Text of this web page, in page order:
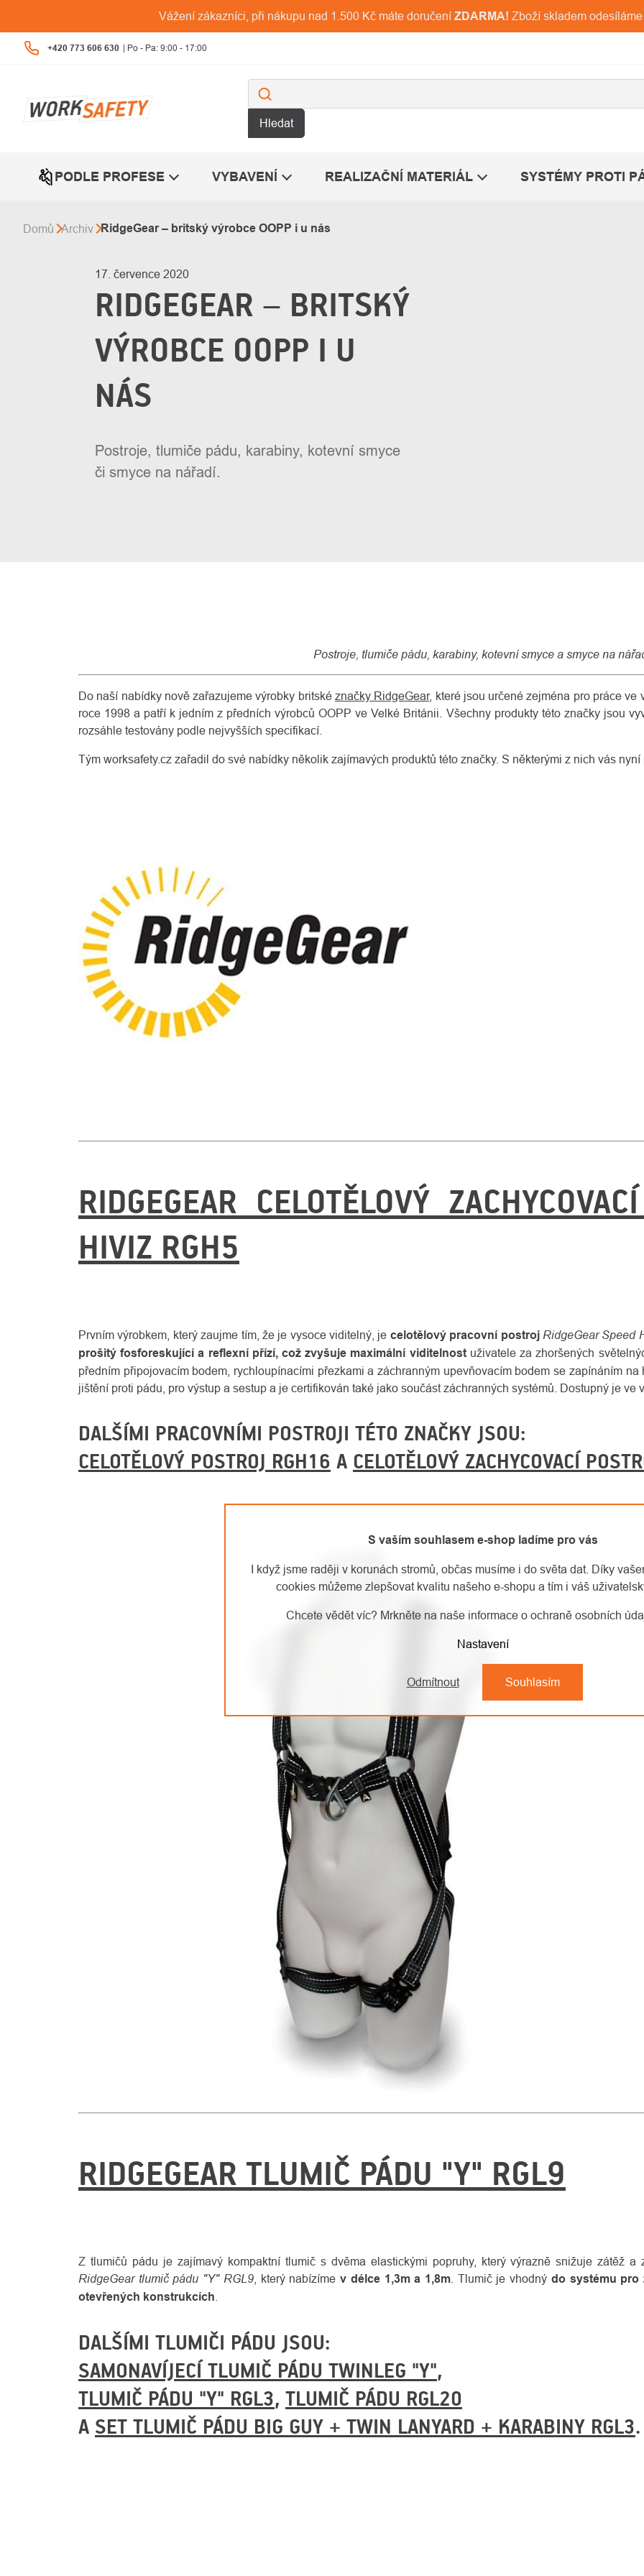
S vaším souhlasem e-shop ladíme pro vás
I když jsme raději v korunách stromů, občas musíme i do světa dat. Díky
cookies můžeme zlepšovat kvalitu našeho e-shopu a tím i váš
Chcete vědět víc? Mrkněte na naše informace o ochraně osobních
Nastavení
Odmítnout Souhlasím
obsah
Vážení zákazníci, při nákupu nad 1.500 Kč máte doručení ZDARMA! Zboží skladem
+420 773 606 630
Hledat
PODLE PROFESE VYBAVENÍ REALIZAČNÍ MATERIÁL SYSTÉMY PROTI
Domů Archiv RidgeGear – britský výrobce OOPP i u nás
17. července 2020
RIDGEGEAR – BRITSKÝ
VÝROBCE OOPP I U
NÁS
Postroje, tlumiče pádu, karabiny, kotevní smyce
či smyce na nářadí.
Postroje, tlumiče pádu, karabiny, kotevní smyce a smyce na
Do naší nabídky nově zařazujeme výrobky britské značky RidgeGear, které jsou určené zejména pro práce
roce 1998 a patří k jedním z předních výrobců OOPP ve Velké Británii. Všechny produkty této značky jsou
rozsáhle testovány podle nejvyšších specifikací.
Tým worksafety.cz zařadil do své nabídky několik zajímavých produktů této značky. S některými z nich vás nyní
RIDGEGEAR CELOTĚLOVÝ
HIVIZ RGH5
Prvním výrobkem, který zaujme tím, že je vysoce viditelný, je celotělový pracovní postroj RidgeGear Speed
prošitý fosforeskující a reflexní přízí, což zvyšuje maximální viditelnostuživatele za zhoršených
předním připojovacím bodem, rychloupínacími přezkami a záchranným upevňovacím bodem se zapínáním
jištění proti pádu, pro výstup a sestup a je certifikován také jako součást záchranných systémů. Dostupný je ve
DALŠÍMI PRACOVNÍMI POSTROJI TÉTO ZNAČKY JSOU:
CELOTĚLOVÝ POSTROJ RGH16 A CELOTĚLOVÝ ZACHYCOVACÍ
RIDGEGEAR TLUMIČ PÁDU "Y" RGL9
Z tlumičů pádu je zajímavý kompaktní tlumič s dvěma elastickými popruhy, který výrazně snižuje zátěž
RidgeGear tlumič pádu "Y" RGL9, který nabízímev délce 1,3m a 1,8m. Tlumič je vhodný do systému pro
otevřených konstrukcích
DALŠÍMI TLUMIČI PÁDU JSOU:
SAMONAVÍJECÍ TLUMIČ PÁDU TWINLEG "Y",
TLUMIČ PÁDU "Y" RGL3, TLUMIČ PÁDU RGL20
A SET TLUMIČ PÁDU BIG GUY + TWIN LANYARD + KARABINY RGL3.